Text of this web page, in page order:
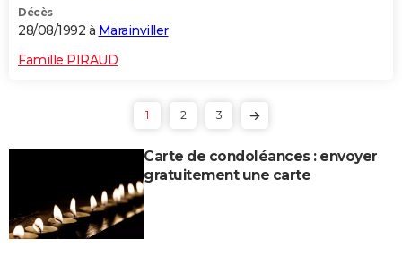
Décès
28/08/1992 à Marainviller
Famille PIRAUD
1 2 3
Carte de condoléances : envoyer
gratuitement une carte